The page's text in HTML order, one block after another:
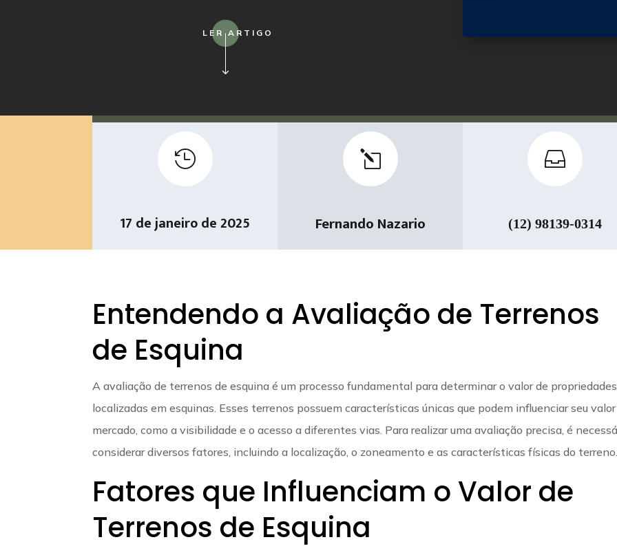
LER ARTIGO

17 de janeiro de 2025
l
Fernando Nazario

(12) 98139-0314
Entendendo a Avaliação de Terrenos
de Esquina
A avaliação de terrenos de esquina é um processo fundamental para determinar o valor de propriedades
localizadas em esquinas. Esses terrenos possuem características únicas que podem influenciar seu
mercado, como a visibilidade e o acesso a diferentes vias. Para realizar uma avaliação precisa, é
considerar diversos fatores, incluindo a localização, o zoneamento e as características físicas do
Fatores que Influenciam o Valor de
Terrenos de Esquina